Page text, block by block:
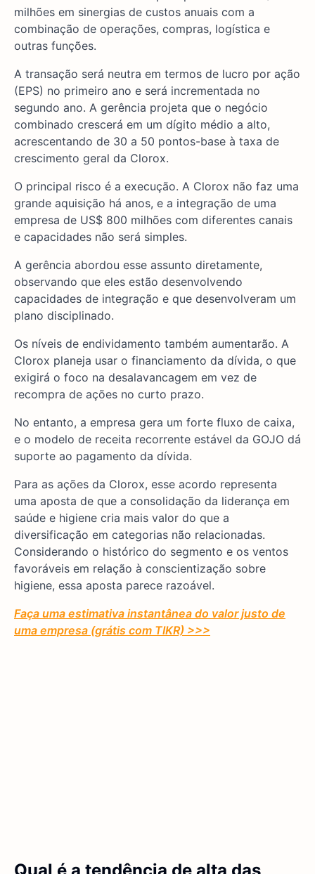
milhões em sinergias de custos anuais com a
combinação de operações, compras, logística e
outras funções.
A transação será neutra em termos de lucro por ação
(EPS) no primeiro ano e será incrementada no
segundo ano. A gerência projeta que o negócio
combinado crescerá em um dígito médio a alto,
acrescentando de 30 a 50 pontos-base à taxa de
crescimento geral da Clorox.
O principal risco é a execução. A Clorox não faz uma
grande aquisição há anos, e a integração de uma
empresa de US$ 800 milhões com diferentes canais
e capacidades não será simples.
A gerência abordou esse assunto diretamente,
observando que eles estão desenvolvendo
capacidades de integração e que desenvolveram um
plano disciplinado.
Os níveis de endividamento também aumentarão. A
Clorox planeja usar o financiamento da dívida, o que
exigirá o foco na desalavancagem em vez de
recompra de ações no curto prazo.
No entanto, a empresa gera um forte fluxo de caixa,
e o modelo de receita recorrente estável da GOJO dá
suporte ao pagamento da dívida.
Para as ações da Clorox, esse acordo representa
uma aposta de que a consolidação da liderança em
saúde e higiene cria mais valor do que a
diversificação em categorias não relacionadas.
Considerando o histórico do segmento e os ventos
favoráveis em relação à conscientização sobre
higiene, essa aposta parece razoável.
Faça uma estimativa instantânea do valor justo de
uma empresa (grátis com TIKR) >>>